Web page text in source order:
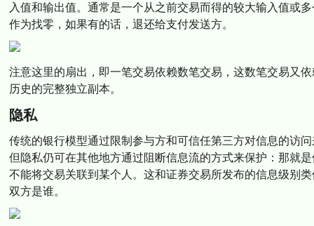
入值和输出值。通常是一个从之前交易而得的较大输入值或
作为找零，如果有的话，退还给支付发送方。
注意这里的扇出，即一笔交易依赖数笔交易，这数笔交易又
历史的完整独立副本。
隐私
传统的银行模型通过限制参与方和可信任第三方对信息的访
但隐私仍可在其他地方通过阻断信息流的方式来保护：那就
不能将交易关联到某个人。这和证券交易所发布的信息级别
双方是谁。